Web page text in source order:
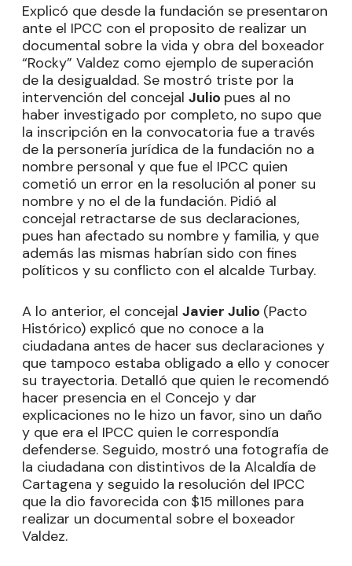
Explicó que desde la fundación se presentaron
ante el IPCC con el proposito de realizar un
documental sobre la vida y obra del boxeador
“Rocky” Valdez como ejemplo de superación
de la desigualdad. Se mostró triste por la
intervención del concejal Julio pues al no
haber investigado por completo, no supo que
la inscripción en la convocatoria fue a través
de la personería jurídica de la fundación no a
nombre personal y que fue el IPCC quien
cometió un error en la resolución al poner su
nombre y no el de la fundación. Pidió al
concejal retractarse de sus declaraciones,
pues han afectado su nombre y familia, y que
además las mismas habrían sido con fines
políticos y su conflicto con el alcalde Turbay.
A lo anterior, el concejal Javier Julio (Pacto
Histórico) explicó que no conoce a la
ciudadana antes de hacer sus declaraciones y
que tampoco estaba obligado a ello y conocer
su trayectoria. Detalló que quien le recomendó
hacer presencia en el Concejo y dar
explicaciones no le hizo un favor, sino un daño
y que era el IPCC quien le correspondía
defenderse. Seguido, mostró una fotografía de
la ciudadana con distintivos de la Alcaldía de
Cartagena y seguido la resolución del IPCC
que la dio favorecida con $15 millones para
realizar un documental sobre el boxeador
Valdez.